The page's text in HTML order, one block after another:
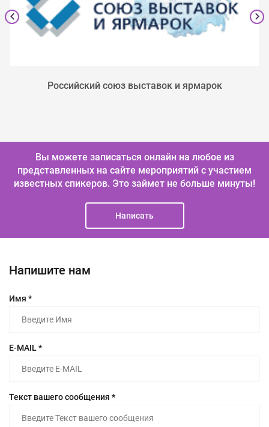
Российский союз выставок и ярмарок
Вы можете записаться онлайн на любое из
представленных на сайте мероприятий с участием
известных спикеров. Это займет не больше минуты!
Написать
Напишите нам
Имя *
E-MAIL *
Текст вашего сообщения *